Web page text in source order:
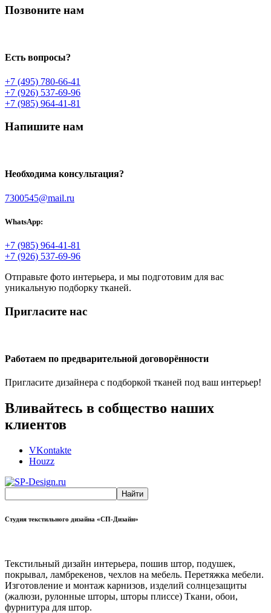
Позвоните нам
Есть вопросы?
+7 (495) 780-66-41
+7 (926) 537-69-96
+7 (985) 964-41-81
Напишите нам
Необходима консультация?
7300545@mail.ru
WhatsApp:
+7 (985) 964-41-81
+7 (926) 537-69-96
Отправьте фото интерьера, и мы подготовим для вас
уникальную подборку тканей.
Пригласите нас
Работаем по предварительной договорённости
Пригласите дизайнера с подборкой тканей под ваш интерьер!
Вливайтесь в собщество наших
клиентов
VKontakte
Houzz
Студия текстильного дизайна «СП-Дизайн»
Текстильный дизайн интерьера, пошив штор, подушек,
покрывал, ламбрекенов, чехлов на мебель. Перетяжка мебели.
Изготовление и монтаж карнизов, изделий солнцезащиты
(жалюзи, рулонные шторы, шторы плиссе) Ткани, обои,
фурнитура для штор.